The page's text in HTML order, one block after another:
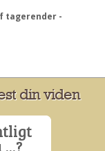
tagerender -
din viden